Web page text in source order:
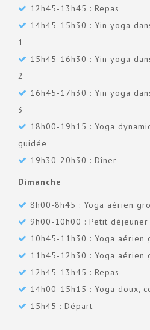
12h45-13h45 : Repas
14h45-15h30 : Yin yoga
1
15h45-16h30 : Yin yoga
2
16h45-17h30 : Yin yoga
3
18h00-19h15 : Yoga
guidée
19h30-20h30 : Dîner
Dimanche
8h00-8h45 : Yoga aérien
9h00-10h00 : Petit déjeuner
10h45-11h30 : Yoga aérien
11h45-12h30 : Yoga aérien
12h45-13h45 : Repas
14h00-15h15 : Yoga doux,
15h45 : Départ